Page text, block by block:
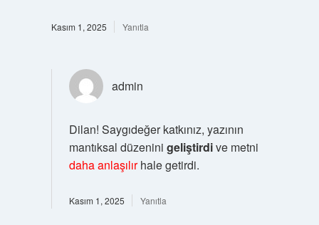
Kasım 1, 2025 Yanıtla
admin
Dilan! Saygıdeğer katkınız, yazının
mantıksal düzenini geliştirdive metni
daha anlaşılırhale getirdi.
Kasım 1, 2025 Yanıtla